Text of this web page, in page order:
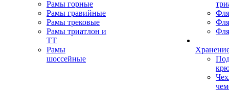
Рамы горные
Рамы гравийные
Рамы трековые
Рамы триатлон и
ТТ
Рамы
шоссейные